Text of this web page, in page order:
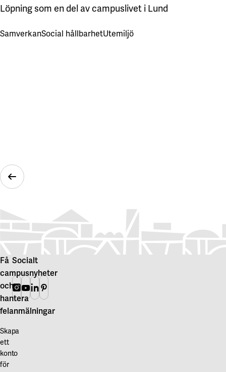
Löpning som en del av campuslivet i Lund
SamverkanSocial hållbarhetUtemiljö
Föregående bild
Få
campusnyheter
och
hantera
felanmälningar
Skapa
ett
konto
för
Socialt
Instagram
Youtube
Linkedin
Pinterest